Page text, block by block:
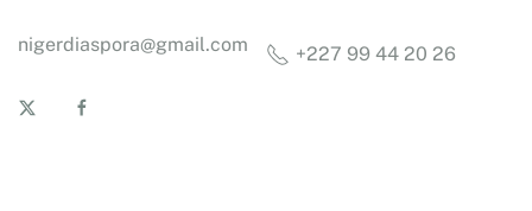
nigerdiaspora@gmail.com +227 99 44 20 26